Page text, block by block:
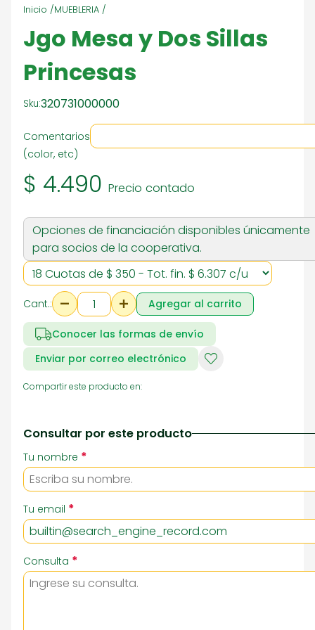
Inicio /MUEBLERIA /
Jgo Mesa y Dos Sillas
Princesas
Sku:320731000000
Comentarios
(color, etc)
$ 4.490 Precio contado
Opciones de financiación disponibles únicamente
para socios de la cooperativa.
Cant.: Agregar al carrito
Conocer las formas de envío
Enviar por correo electrónico
Compartir este producto en:
Consultar por este producto
Tu nombre *
Tu email *
Consulta *